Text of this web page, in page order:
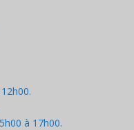
à 17h00.